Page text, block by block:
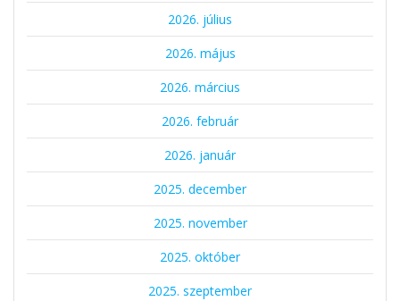
2026. július
2026. május
2026. március
2026. február
2026. január
2025. december
2025. november
2025. október
2025. szeptember